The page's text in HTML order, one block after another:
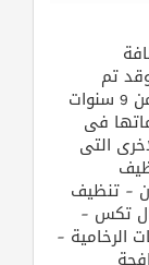
تم
تأسيس الشركة سنة 2010 اى خبرة اكثر من 9 سنوات
فى
التى
– تنظيف
تكس –
الرخامية –